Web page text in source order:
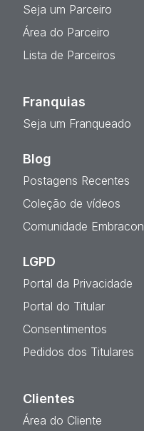
Seja um Parceiro
Área do Parceiro
Lista de Parceiros
Franquias
Seja um Franqueado
Blog
Postagens Recentes
Coleção de vídeos
Comunidade Embracon
LGPD
Portal da Privacidade
Portal do Titular
Consentimentos
Pedidos dos Titulares
Clientes
Área do Cliente